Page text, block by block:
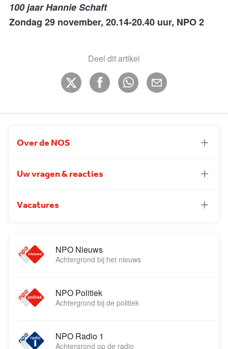
100 jaar Hannie Schaft
Zondag 29 november, 20.14-20.40 uur, NPO 2
Deel dit artikel
Over de NOS
Uw vragen & reacties
Vacatures
NPO Nieuws
Achtergrond bij het nieuws
NPO Politiek
Achtergrond bij de politiek
NPO Radio 1
Achtergrond op de radio